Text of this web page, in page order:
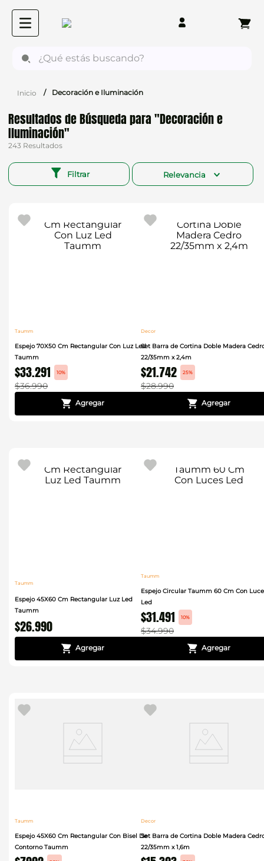
Decoración e Iluminación
Decoración e
Iluminación
243
Filtrar Relevancia
Taumm
Espejo 70X50 Cm Rectangular Con Luz Led
Taumm
$33.291 10%
$36.990
Decor
Set Barra de Cortina Doble Madera
22/35mm x 2,4m
$21.742 25%
$28.990
Taumm
Espejo 45X60 Cm Rectangular Luz Led
Taumm
$26.990
Taumm
Espejo Circular Taumm 60 Cm Con
Led
$31.491 10%
$34.990
Taumm
Espejo 45X60 Cm Rectangular Con Bisel De
Contorno Taumm
Decor
Set Barra de Cortina Doble Madera
22/35mm x 1,6m